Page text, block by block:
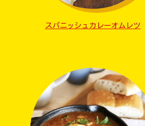
スパニッシュカレーオムレツ